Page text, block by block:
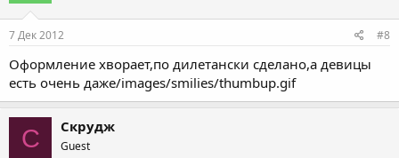
7 Дек 2012 #8
Оформление хворает,по дилетански сделано,а девицы
есть очень даже/images/smilies/thumbup.gif
С Скрудж
Guest